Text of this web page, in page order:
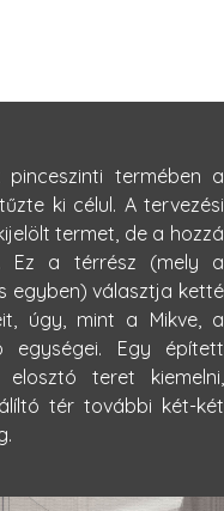
termében a
ki célul. A tervezési
termet, de a hozzá
Ez a térrész (mely a
egyben) választja ketté
úgy, mint a Mikve, a
egységei. Egy épített
teret kiemelni,
tér további két-két